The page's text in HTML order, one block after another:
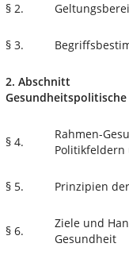
§ 2.
§ 3.
2. Abschnitt
§ 4.
Rahmen-
§ 5. Prinzipien
§ 6.
Ziele und
Gesundheit